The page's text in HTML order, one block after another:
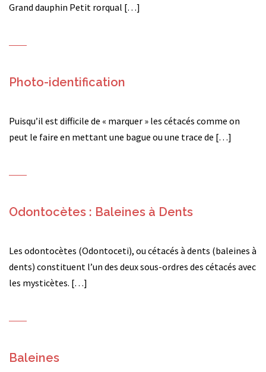
Grand dauphin Petit rorqual […]
Photo-identification
Puisqu’il est difficile de « marquer » les cétacés comme on
peut le faire en mettant une bague ou une trace de […]
Odontocètes : Baleines à Dents
Les odontocètes (Odontoceti), ou cétacés à dents (baleines à
dents) constituent l’un des deux sous-ordres des cétacés avec
les mysticètes. […]
Baleines